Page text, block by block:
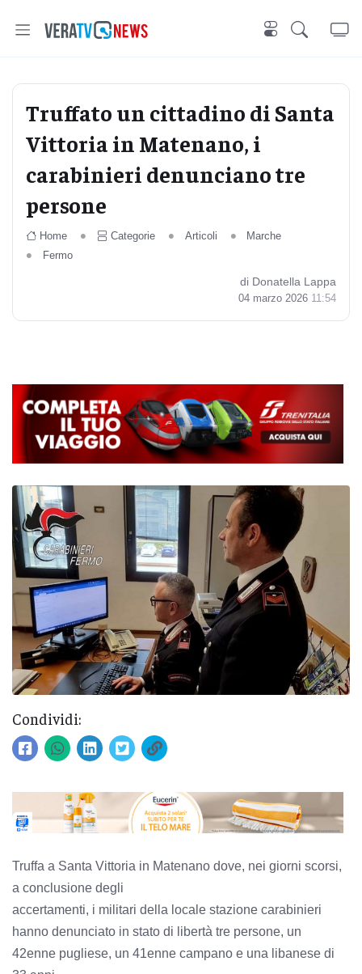
Truffato un cittadino di Santa
Vittoria in Matenano, i
carabinieri denunciano tre
persone
Home Categorie Articoli
Marche
Fermo
di Donatella Lappa
04 marzo 2026 11:54
Condividi:
Truffa a Santa Vittoria in Matenano dove, nei giorni scorsi,
a conclusione degli
accertamenti, i militari della locale stazione carabinieri
hanno denunciato in stato di libertà tre persone, un
42enne pugliese, un 41enne campano e una libanese di